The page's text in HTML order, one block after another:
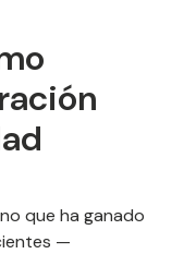
que ha ganado
—